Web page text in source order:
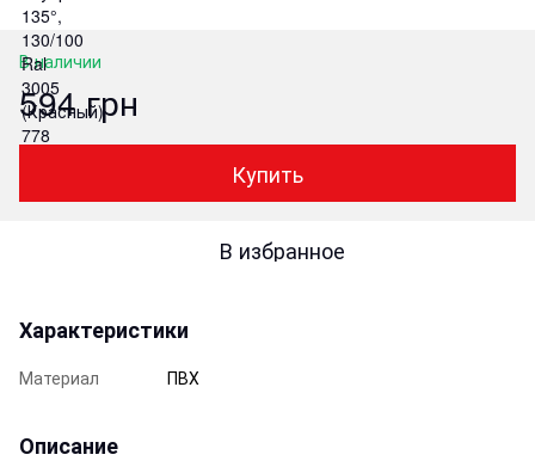
В наличии
594 грн
Купить
В избранное
Характеристики
Материал ПВХ
Описание